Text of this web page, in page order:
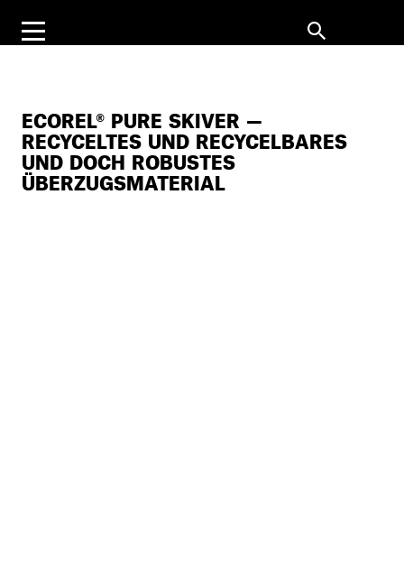
ECOREL® PURE SKIVER —
RECYCELTES UND RECYCELBARES
UND DOCH ROBUSTES
ÜBERZUGSMATERIAL